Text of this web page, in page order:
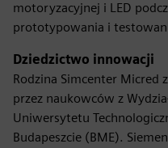
motoryzacyjnej i LED
prototypowania i
Dziedzictwo innowacji
Rodzina Simcenter Micred
przez naukowców z
Uniwersytetu
Budapeszcie (BME).